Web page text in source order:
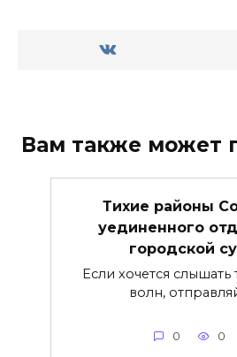
Вам также может
Тихие районы
уединенного
городской
Если хочется
волн,
0 0